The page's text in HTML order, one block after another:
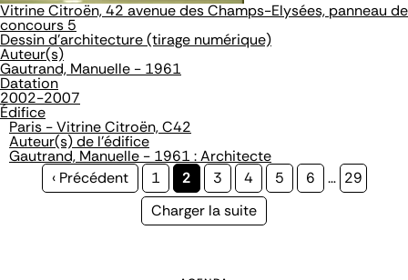
Vitrine Citroën, 42 avenue des Champs-Elysées, panneau de
concours 5
Dessin d'architecture (tirage numérique)
Auteur(s)
Gautrand, Manuelle - 1961
Datation
2002-2007
Édifice
Paris - Vitrine Citroën, C42
Auteur(s) de l'édifice
Gautrand, Manuelle - 1961 : Architecte
Page
‹ Précédent Page
1
Page
courante
2 Page
3 Page
4 Page
5 Page
6 … Page
29
Page
Charger la suite